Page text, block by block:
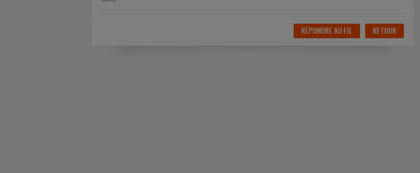
RÉPONDRE AU FIL RETOUR